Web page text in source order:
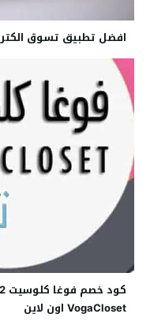
افضل تطبيق تسوق الكتروني
VogaCloset اون لاين